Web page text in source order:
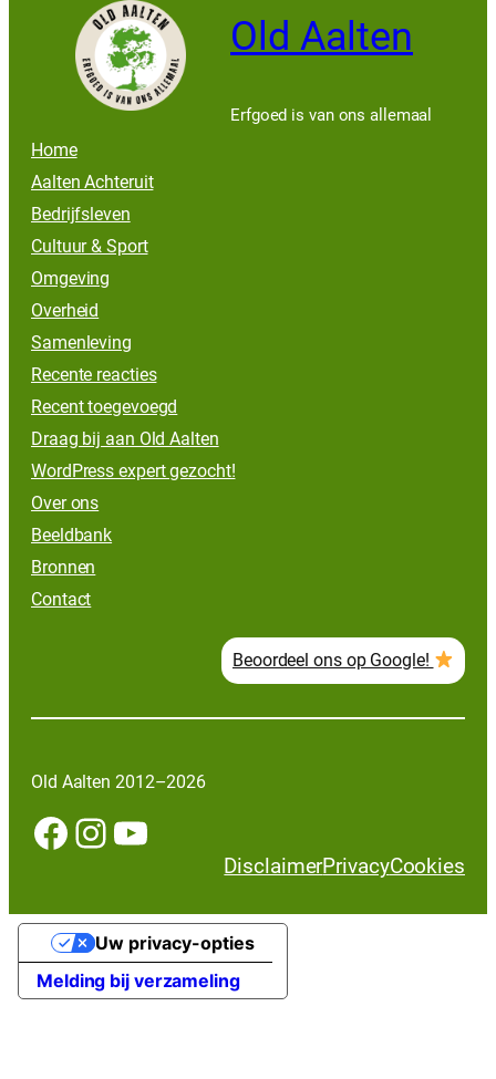
Old Aalten
Erfgoed is van ons allemaal
Home
Aalten Achteruit
Bedrijfsleven
Cultuur & Sport
Omgeving
Overheid
Samenleving
Recente reacties
Recent toegevoegd
Draag bij aan Old Aalten
WordPress expert gezocht!
Over ons
Beeldbank
Bronnen
Contact
Beoordeel ons op Google!
Old Aalten 2012–2026
Facebook InstagramYouTube
DisclaimerPrivacyCookies
Melding bij verzameling
Uw privacy-opties